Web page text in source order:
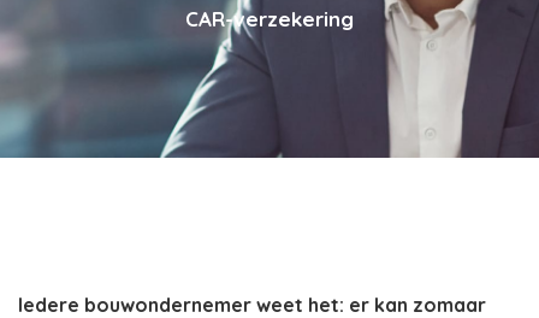
CAR-verzekering
Iedere bouwondernemer weet het: er kan zomaar